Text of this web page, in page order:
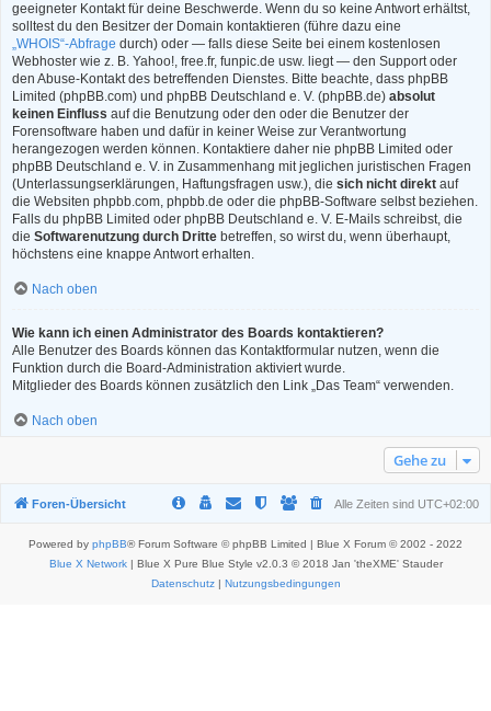
geeigneter Kontakt für deine Beschwerde. Wenn du so keine Antwort erhältst,
solltest du den Besitzer der Domain kontaktieren (führe dazu eine
„WHOIS“-Abfrage durch) oder — falls diese Seite bei einem kostenlosen
Webhoster wie z. B. Yahoo!, free.fr, funpic.de usw. liegt — den Support oder
den Abuse-Kontakt des betreffenden Dienstes. Bitte beachte, dass phpBB
Limited (phpBB.com) und phpBB Deutschland e. V. (phpBB.de) absolut
keinen Einfluss auf die Benutzung oder den oder die Benutzer der
Forensoftware haben und dafür in keiner Weise zur Verantwortung
herangezogen werden können. Kontaktiere daher nie phpBB Limited oder
phpBB Deutschland e. V. in Zusammenhang mit jeglichen juristischen Fragen
(Unterlassungserklärungen, Haftungsfragen usw.), die sich nicht direkt auf
die Websiten phpbb.com, phpbb.de oder die phpBB-Software selbst beziehen.
Falls du phpBB Limited oder phpBB Deutschland e. V. E-Mails schreibst, die
die Softwarenutzung durch Dritte betreffen, so wirst du, wenn überhaupt,
höchstens eine knappe Antwort erhalten.
Nach oben
Wie kann ich einen Administrator des Boards kontaktieren?
Alle Benutzer des Boards können das Kontaktformular nutzen, wenn die
Funktion durch die Board-Administration aktiviert wurde.
Mitglieder des Boards können zusätzlich den Link „Das Team“ verwenden.
Nach oben
Gehe zu
Foren-Übersicht Alle Zeiten sind UTC+02:00
Powered by phpBB® Forum Software © phpBB Limited | Blue X Forum © 2002 - 2022
Blue X Network| Blue X Pure Blue Style v2.0.3 © 2018 Jan 'theXME' Stauder
Datenschutz| Nutzungsbedingungen